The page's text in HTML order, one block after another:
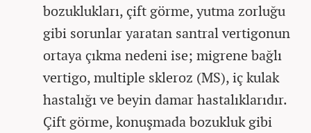
bozuklukları, çift görme, yutma zorluğu
gibi sorunlar yaratan santral vertigonun
ortaya çıkma nedeni ise; migrene bağlı
vertigo, multiple skleroz (MS), iç kulak
hastalığı ve beyin damar hastalıklarıdır.
Çift görme, konuşmada bozukluk gibi